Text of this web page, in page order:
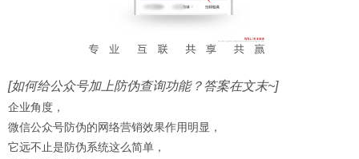
[如何给公众号加上防伪查询功能？答案在文末~]
企业角度，
微信公众号防伪的网络营销效果作用明显，
它远不止是防伪系统这么简单，